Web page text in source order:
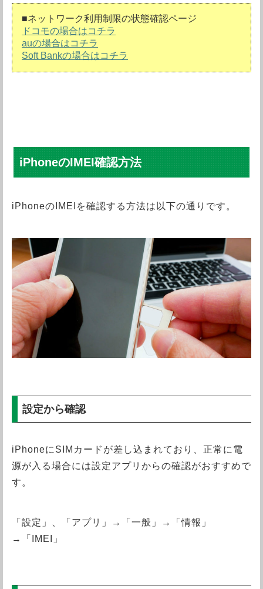
■ネットワーク利用制限の状態確認ページ
ドコモの場合はコチラ
auの場合はコチラ
Soft Bankの場合はコチラ
iPhoneのIMEI確認方法
iPhoneのIMEIを確認する方法は以下の通りです。
設定から確認
iPhoneにSIMカードが差し込まれており、正常に電
源が入る場合には設定アプリからの確認がおすすめで
す。
「設定」、「アプリ」→「一般」→「情報」
→「IMEI」